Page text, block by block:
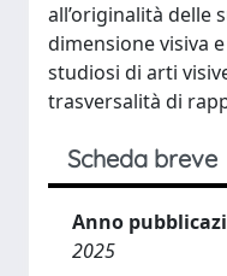
all’originalità delle
dimensione visiva
studiosi di arti
trasversalità di
Scheda breve
Anno
2025